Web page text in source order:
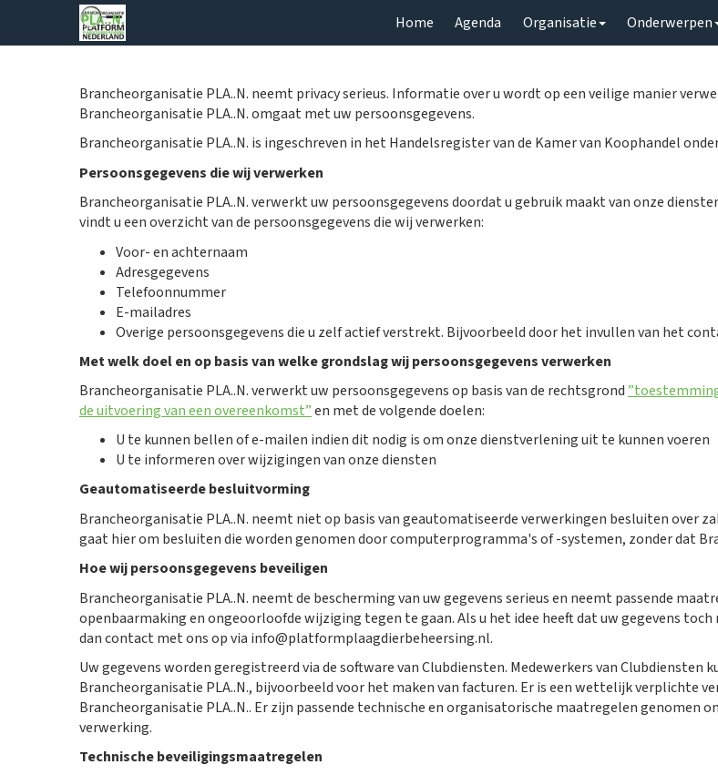
Home Agenda Organisatie Onderwerpen
Brancheorganisatie PLA..N. neemt privacy serieus. Informatie over u wordt op een veilige manier
Brancheorganisatie PLA..N. omgaat met uw persoonsgegevens.
Brancheorganisatie PLA..N. is ingeschreven in het Handelsregister van de Kamer van Koophandel
Persoonsgegevens die wij verwerken
Brancheorganisatie PLA..N. verwerkt uw persoonsgegevens doordat u gebruik maakt van onze
vindt u een overzicht van de persoonsgegevens die wij verwerken:
Voor- en achternaam
Adresgegevens
Telefoonnummer
E-mailadres
Overige persoonsgegevens die u zelf actief verstrekt. Bijvoorbeeld door het invullen van het
Met welk doel en op basis van welke grondslag wij persoonsgegevens verwerken
Brancheorganisatie PLA..N. verwerkt uw persoonsgegevens op basis van de rechtsgrond
de uitvoering van een overeenkomst”en met de volgende doelen:
U te kunnen bellen of e-mailen indien dit nodig is om onze dienstverlening uit te kunnen voeren
U te informeren over wijzigingen van onze diensten
Geautomatiseerde besluitvorming
Brancheorganisatie PLA..N. neemt niet op basis van geautomatiseerde verwerkingen besluiten over
gaat hier om besluiten die worden genomen door computerprogramma's of -systemen, zonder dat
Hoe wij persoonsgegevens beveiligen
Brancheorganisatie PLA..N. neemt de bescherming van uw gegevens serieus en neemt passende
openbaarmaking en ongeoorloofde wijziging tegen te gaan. Als u het idee heeft dat uw gegevens
dan contact met ons op via info@platformplaagdierbeheersing.nl.
Uw gegevens worden geregistreerd via de software van Clubdiensten. Medewerkers van
Brancheorganisatie PLA..N., bijvoorbeeld voor het maken van facturen. Er is een wettelijk verplichte
Brancheorganisatie PLA..N.. Er zijn passende technische en organisatorische maatregelen genomen
verwerking.
Technische beveiligingsmaatregelen